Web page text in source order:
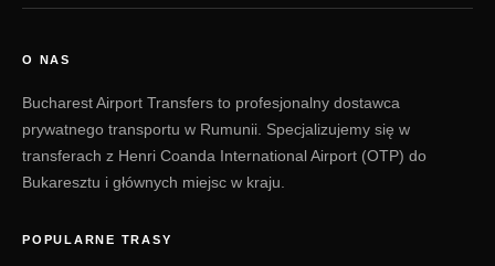
O NAS
Bucharest Airport Transfers to profesjonalny dostawca
prywatnego transportu w Rumunii. Specjalizujemy się w
transferach z Henri Coanda International Airport (OTP) do
Bukaresztu i głównych miejsc w kraju.
POPULARNE TRASY